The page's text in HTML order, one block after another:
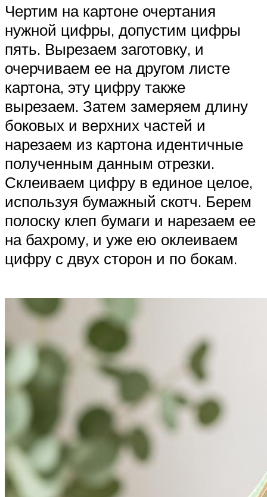
Чертим на картоне очертания
нужной цифры, допустим цифры
пять. Вырезаем заготовку, и
очерчиваем ее на другом листе
картона, эту цифру также
вырезаем. Затем замеряем длину
боковых и верхних частей и
нарезаем из картона идентичные
полученным данным отрезки.
Склеиваем цифру в единое целое,
используя бумажный скотч. Берем
полоску клеп бумаги и нарезаем ее
на бахрому, и уже ею оклеиваем
цифру с двух сторон и по бокам.